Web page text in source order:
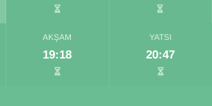
AKŞAM
19:18
YATSI
20:47